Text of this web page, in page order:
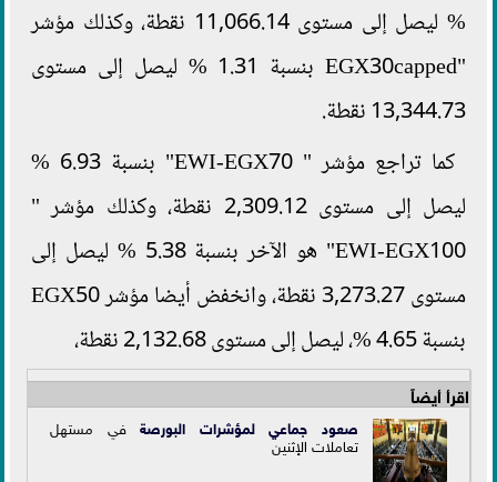
% ليصل إلى مستوى 11,066.14 نقطة، وكذلك مؤشر
"EGX30capped بنسبة 1.31 % ليصل إلى مستوى
13,344.73 نقطة.
كما تراجع مؤشر " EWI-EGX70" بنسبة 6.93 %
ليصل إلى مستوى 2,309.12 نقطة، وكذلك مؤشر "
EWI-EGX100" هو الآخر بنسبة 5.38 % ليصل إلى
مستوى 3,273.27 نقطة، وانخفض أيضا مؤشر EGX50
بنسبة 4.65 %، ليصل إلى مستوى 2,132.68 نقطة،
اقرأ أيضاً
صعود جماعي لمؤشرات البورصةفي مستهل
تعاملات الإثنين